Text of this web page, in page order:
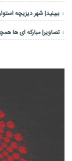
ببینید| شهر دیزیچه
تصاویر| مبارکه ای ها